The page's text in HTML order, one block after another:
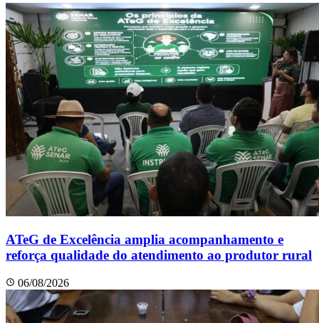
ATeG de Excelência amplia acompanhamento e
reforça qualidade do atendimento ao produtor rural
06/08/2026